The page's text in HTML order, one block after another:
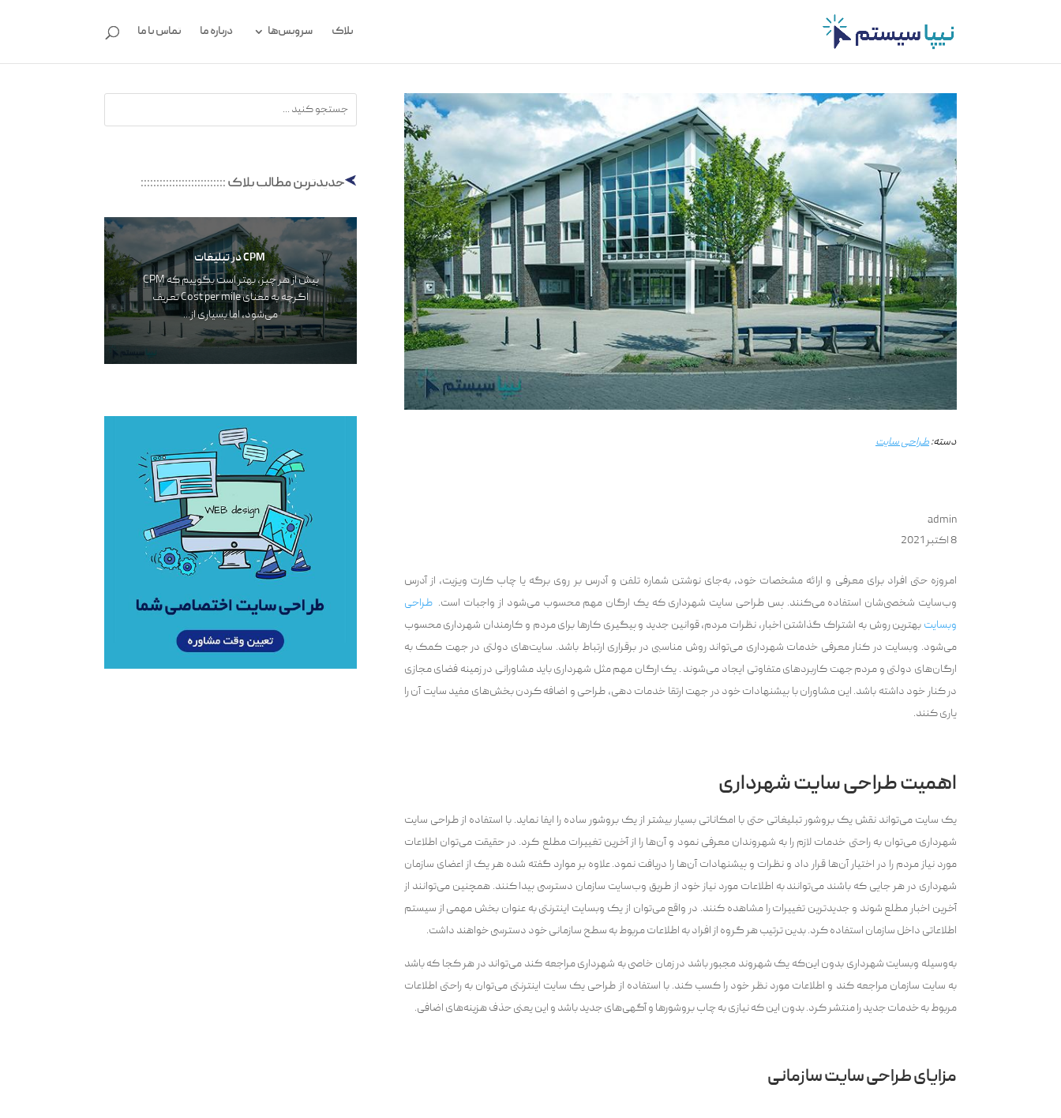
بلاگ سرویس‌ها درباره ما تماس با ما
جدیدترین مطالب بلاگ:::::::::::::::::::::::::::
CPM در تبلیغات
پیش از هر چیز، بهتر است بگوییم که CPM
اگرچه به معنای Cost per mile تعریف‌‌‌
می‌شود، اما بسیاری از...
دسته:طراحی سایت
admin
8 اکتبر 2021
امروزه حتی افراد برای معرفی و ارائه مشخصات خود، به‌جای نوشتن شماره تلفن و آدرس بر روی برگه یا چاپ کارت ویزیت، از آدرس
وب‌سایت شخصی‌شان استفاده می‌کنند. پس طراحی سایت شهرداری که یک ارگان مهم محسوب می‌شود از واجبات است.طراحی
وبسایت‌ بهترین روش به اشتراک گذاشتن اخبار، نظرات مردم، قوانین جدید و پیگیری کار‌ها برای مردم و کارمندان شهرداری محسوب
می‌شود. وبسایت در کنار معرفی خدمات شهرداری می‌تواند روش مناسبی در برقراری ارتباط باشد. سایت‌های دولتی در جهت کمک به
ارگان‌های دولتی و مردم جهت کاربردهای متفاوتی ایجاد می‌شوند . یک ارگان مهم مثل شهرداری باید مشاورانی در زمینه فضای مجازی
در کنار خود داشته باشد. این مشاوران با پیشنهادات خود در جهت ارتقا خدمات دهی، طراحی و اضافه کردن بخش‌های مفید سایت آن را
یاری کنند.
اهمیت طراحی سایت شهرداری
یک سایت می‌تواند نقش یک بروشور تبلیغاتی حتی با امکاناتی بسیار بیشتر از یک بروشور ساده را ایفا نماید. با استفاده از طراحی سایت
شهرداری ‌می‌توان به راحتی خدمات لازم را به شهروندان معرفی نمود و آن‌ها را از آخرین تغییرات مطلع کرد. در حقیقت می‌توان اطلاعات
مورد نیاز مردم را در اختیار آن‌ها قرار داد و نظرات و پیشنهادات آن‌ها را دریافت نمود. علاوه بر موارد گفته شده هر یک از اعضای سازمان
شهرداری در هر جایی که باشند می‌توانند به اطلاعات مورد نیاز خود از طریق وب‌سایت سازمان دسترسی پیدا کنند. همچنین می‌توانند از
آخرین اخبار مطلع شوند و جدیدترین تغییرات را مشاهده کنند. در واقع می‌توان از یک وبسایت اینترنتی به عنوان بخش مهمی از سیستم
اطلاعاتی داخل سازمان استفاده کرد. بدین ترتیب هر گروه از افراد به اطلاعات مربوط به سطح سازمانی خود دسترسی خواهند داشت.
به‌وسیله وبسایت شهرداری بدون این‌که یک شهروند مجبور باشد در زمان خاصی به شهرداری مراجعه کند می‌تواند در هر کجا که باشد
به سایت سازمان مراجعه کند و اطلاعات مورد نظر خود را کسب کند. با استفاده از طراحی یک سایت اینترنتی می‌توان به راحتی اطلاعات
مربوط به خدمات جدید را منتشر کرد. بدون این که نیازی به چاپ بروشورها و آگهی‌های جدید باشد و این یعنی حذف هزینه‌های اضافی.
مزایای طراحی سایت سازمانی